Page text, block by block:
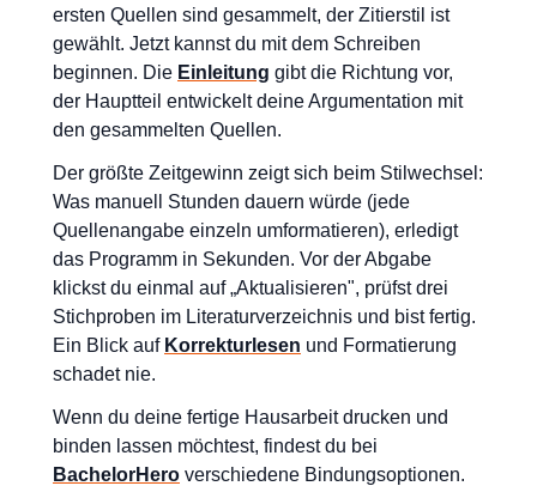
ersten Quellen sind gesammelt, der Zitierstil ist
gewählt. Jetzt kannst du mit dem Schreiben
beginnen. Die Einleitung gibt die Richtung vor,
der Hauptteil entwickelt deine Argumentation mit
den gesammelten Quellen.
Der größte Zeitgewinn zeigt sich beim Stilwechsel:
Was manuell Stunden dauern würde (jede
Quellenangabe einzeln umformatieren), erledigt
das Programm in Sekunden. Vor der Abgabe
klickst du einmal auf „Aktualisieren", prüfst drei
Stichproben im Literaturverzeichnis und bist fertig.
Ein Blick auf Korrekturlesen und Formatierung
schadet nie.
Wenn du deine fertige Hausarbeit drucken und
binden lassen möchtest, findest du bei
BachelorHero verschiedene Bindungsoptionen.